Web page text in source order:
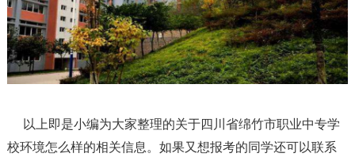
以上即是小编为大家整理的关于四川省绵竹市职业中专学
校环境怎么样的相关信息。如果又想报考的同学还可以联系